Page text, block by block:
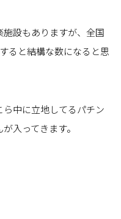
設もありますが、全国
ると結構な数になると思
中に立地してるパチン
入ってきます。